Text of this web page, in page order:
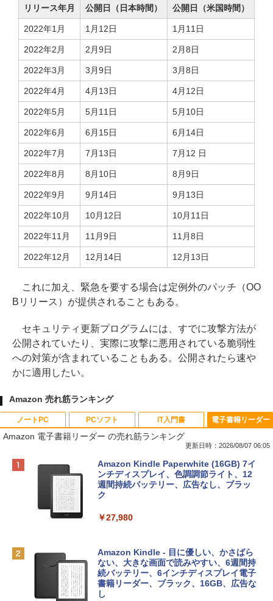
リリース年月 公開日（日本時間） 公開日（米国時間）
2022年1月 1月12日 1月11日
2022年2月 2月9日 2月8日
2022年3月 3月9日 3月8日
2022年4月 4月13日 4月12日
2022年5月 5月11日 5月10日
2022年6月 6月15日 6月14日
2022年7月 7月13日 7月12 日
2022年8月 8月10日 8月9日
2022年9月 9月14日 9月13日
2022年10月 10月12日 10月11日
2022年11月 11月9日 11月8日
2022年12月 12月14日 12月13日
これに加え、緊急を要する場合は定例外のパッチ（OO
Bリリース）が提供されることもある。
セキュリティ更新プログラムには、すでに攻撃方法が
公開されていたり、実際に攻撃に悪用されている脆弱性
への対策が含まれていることもある。公開されたら速や
かに適用したい。
Amazon 売れ筋ランキング
ノートPC
Apple 2026 MacBook Neo A18 Proチッ
プ搭載13インチノートブック：AIとAppl
e Intelligence、Liquid Retinaディスプ
レイ、8GBメモリ、512GB SSD、1080p
ィゴ + 3年延長 AppleCare+ for 13インチ
￥162,598
tomtoc 360°保護 15.6 16インチ パソコ
ンケース Dell NEC Lavie ASUS HP dyna
PCソフト
Robloxギフトカード - 800 Robux 【限
定バーチャルアイテムを含む】 【オンラ
インゲームコード】 ロブロックス | オン
ラインコード版
￥1,300
Microsoft Office Home & Business 202
4(最新 永続版)|オンラインコード版|Wind
ows11、10/mac対応|PC2台
￥39,582
IT入門書
生成AIパスポート公式テキスト 第４版
￥1,766
出す プロンプトの言葉 AI画像生成シリー
ズ (はぴーイラストLabo)
￥480
電子書籍リーダー
Amazon 電子書籍リーダー の売れ筋ランキング
更新日時：2026/08/07 06:05
Amazon Kindle Paperwhite (16GB) 7イ
ンチディスプレイ、色調調節ライト、12
週間持続バッテリー、広告なし、ブラッ
ク
￥27,980
Amazon Kindle - 目に優しい、かさばら
ない、大きな画面で読みやすい、6週間持
続バッテリー、6インチディスプレイ電子
書籍リーダー、ブラック、16GB、広告な
し